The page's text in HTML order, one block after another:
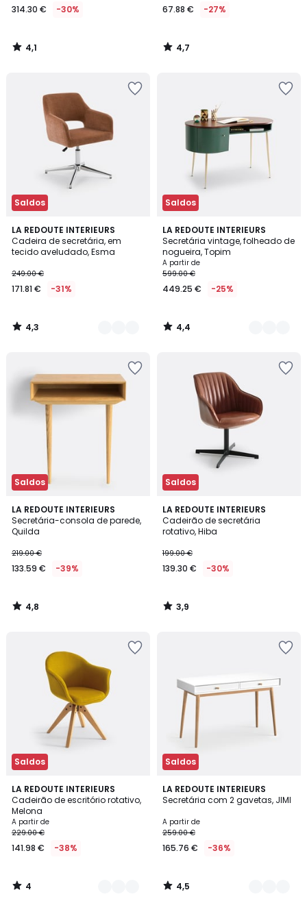
314.30 € -30%
4,1
/
67.88 € -27%
4,7
/
Saldos
LA REDOUTE INTERIEURS
Cadeira de secretária, em
tecido aveludado, Esma
249.00 €
171.81 € -31%
4,3
/ 5
2
Cores
4,3
/
Saldos
LA REDOUTE INTERIEURS
Secretária vintage, folheado de
nogueira, Topim
A partir de
599.00 €
449.25 € -25%
4,4
/ 5
2
Cores
4,4
/
Saldos
LA REDOUTE INTERIEURS
Secretária-consola de parede,
Quilda
219.00 €
133.59 € -39%
4,8
/ 5
4,8
/
Saldos
LA REDOUTE INTERIEURS
Cadeirão de secretária
rotativo, Hiba
199.00 €
139.30 € -30%
3,9
/ 5
3,9
/
Saldos
LA REDOUTE INTERIEURS
Cadeirão de escritório rotativo,
Melona
A partir de
229.00 €
141.98 € -38%
4
/
5
2
Cores
4
/
Saldos
LA REDOUTE INTERIEURS
Secretária com 2 gavetas, JIMI
A partir de
259.00 €
165.76 € -36%
4,5
/ 5
2
Cores
4,5
/